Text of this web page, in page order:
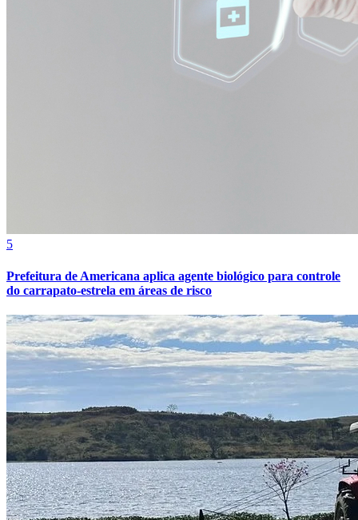
Athletico-PR
5
Prefeitura de Americana aplica agente biológico para controle
do carrapato-estrela em áreas de risco